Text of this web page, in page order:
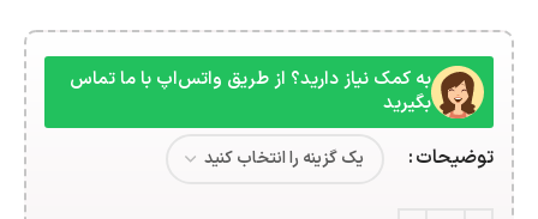
به کمک نیاز دارید؟ از طریق واتس‌اپ با ما تماس
بگیرید
توضیحات